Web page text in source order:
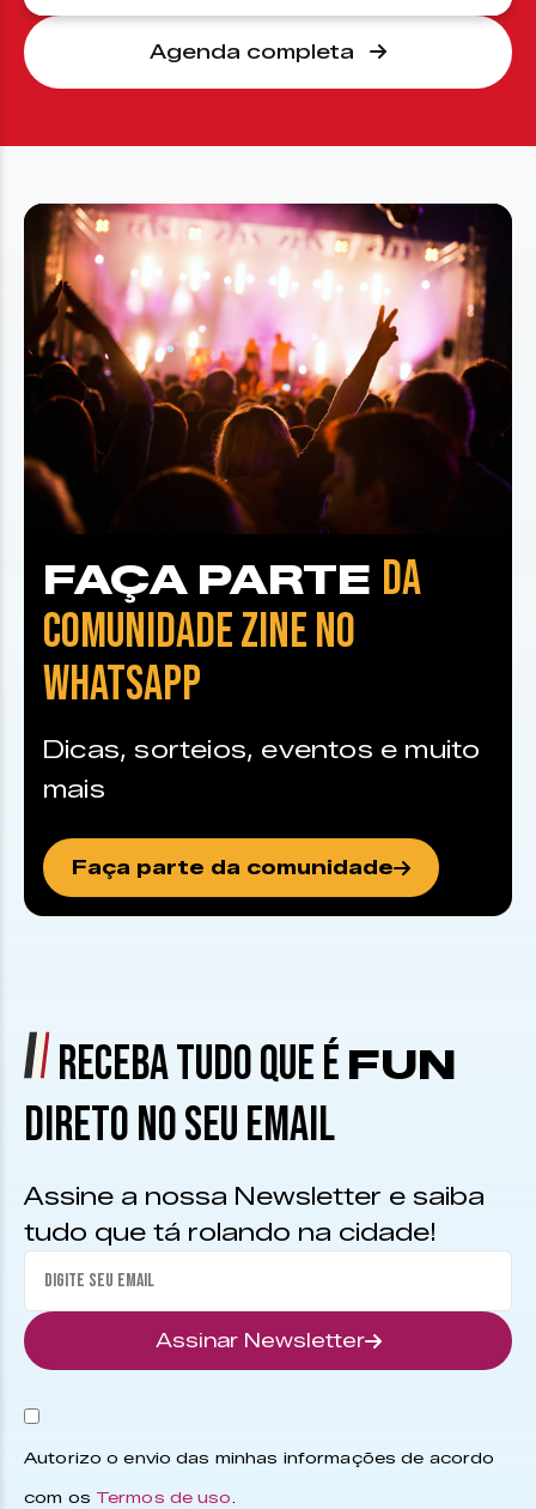
Agenda completa
FAÇA PARTE DA
COMUNIDADE ZINE NO
WHATSAPP
Dicas, sorteios, eventos e muito
mais
Faça parte da comunidade
RECEBA TUDO QUE É FUN
DIRETO NO SEU EMAIL
Assine a nossa Newsletter e saiba
tudo que tá rolando na cidade!
Assinar Newsletter
Autorizo o envio das minhas informações de acordo
com os Termos de uso